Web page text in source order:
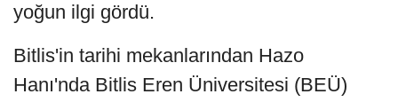
yoğun ilgi gördü.
Bitlis'in tarihi mekanlarından Hazo
Hanı'nda Bitlis Eren Üniversitesi (BEÜ)